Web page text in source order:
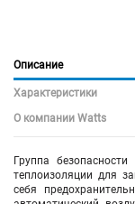
Описание
Характеристики
О компании Watts
Группа
теплоизоляции для
себя